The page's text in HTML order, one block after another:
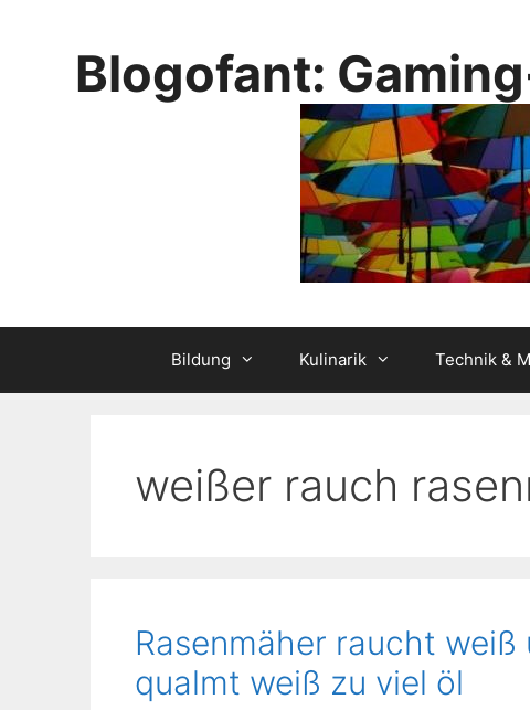
Blogofant:
Bildung Kulinarik Technik &
weißer rauch
Rasenmäher raucht
qualmt weiß zu viel öl